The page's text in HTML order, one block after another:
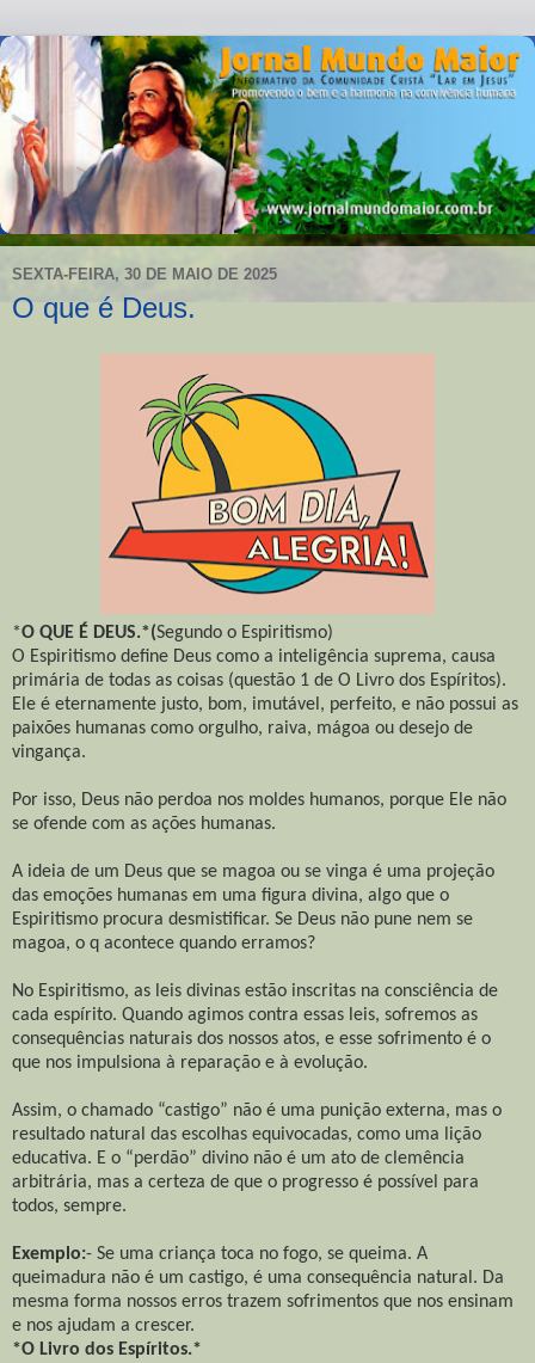
SEXTA-FEIRA, 30 DE MAIO DE 2025
O que é Deus.
*O QUE É DEUS.*(Segundo o Espiritismo)
O Espiritismo define Deus como a inteligência suprema, causa
primária de todas as coisas (questão 1 de O Livro dos Espíritos).
Ele é eternamente justo, bom, imutável, perfeito, e não possui as
paixões humanas como orgulho, raiva, mágoa ou desejo de
vingança.
Por isso, Deus não perdoa nos moldes humanos, porque Ele não
se ofende com as ações humanas.
A ideia de um Deus que se magoa ou se vinga é uma projeção
das emoções humanas em uma figura divina, algo que o
Espiritismo procura desmistificar. Se Deus não pune nem se
magoa, o q acontece quando erramos?
No Espiritismo, as leis divinas estão inscritas na consciência de
cada espírito. Quando agimos contra essas leis, sofremos as
consequências naturais dos nossos atos, e esse sofrimento é o
que nos impulsiona à reparação e à evolução.
Assim, o chamado “castigo” não é uma punição externa, mas o
resultado natural das escolhas equivocadas, como uma lição
educativa. E o “perdão” divino não é um ato de clemência
arbitrária, mas a certeza de que o progresso é possível para
todos, sempre.
Exemplo:- Se uma criança toca no fogo, se queima. A
queimadura não é um castigo, é uma consequência natural. Da
mesma forma nossos erros trazem sofrimentos que nos ensinam
e nos ajudam a crescer.
*O Livro dos Espíritos.*